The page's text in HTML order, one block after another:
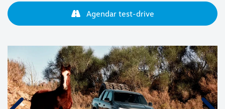
Agendar test-drive